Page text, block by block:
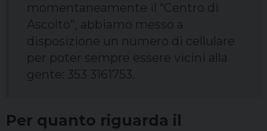
momentaneamente il “Centro di
Ascolto”, abbiamo messo a
disposizione un numero di cellulare
per poter sempre essere vicini alla
gente: 353 3161753.
Per quanto riguarda il